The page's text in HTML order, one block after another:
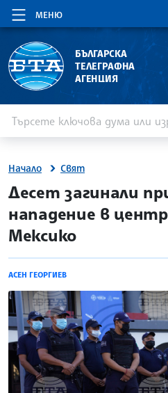
МЕНЮ
БЪЛГАРСКА
ТЕЛЕГРАФНА
АГЕНЦИЯ
Начало Свят
site.bta
Десет загинали
нападение в
Мексико
АСЕН ГЕОРГИЕВ